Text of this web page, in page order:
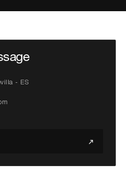
- ES